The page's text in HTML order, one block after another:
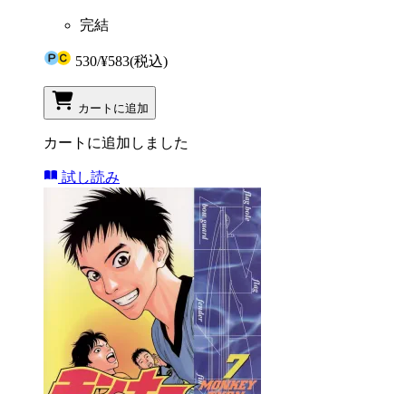
完結
530/¥583(税込)
カートに追加
カートに追加しました
試し読み